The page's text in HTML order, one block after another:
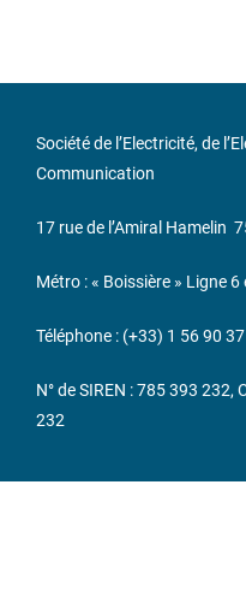
Société de l’Electricité, de
Communication
17 rue de l’Amiral Hamelin
Métro : « Boissière » Ligne 6
Téléphone : (+33) 1 56 90
N° de SIREN : 785 393
232